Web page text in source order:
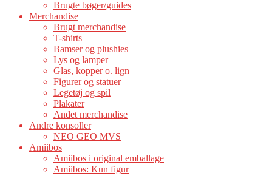
Brugte bøger/guides
Merchandise
Brugt merchandise
T-shirts
Bamser og plushies
Lys og lamper
Glas, kopper o. lign
Figurer og statuer
Legetøj og spil
Plakater
Andet merchandise
Andre konsoller
NEO GEO MVS
Amiibos
Amiibos i original emballage
Amiibos: Kun figur